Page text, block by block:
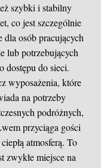
szybki i stabilny
co jest szczególnie
dla osób pracujących
lub potrzebujących
dostępu do sieci.
wyposażenia, które
na potrzeby
podróżnych,
przyciąga gości
atmosferą. To
zwykłe miejsce na